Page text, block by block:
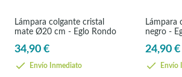
Lámpara colgante cristal
mate Ø20 cm - Eglo Rondo
34,90 €
Envío Inmediato
Lámpara
negro -
24,90 €
Envío